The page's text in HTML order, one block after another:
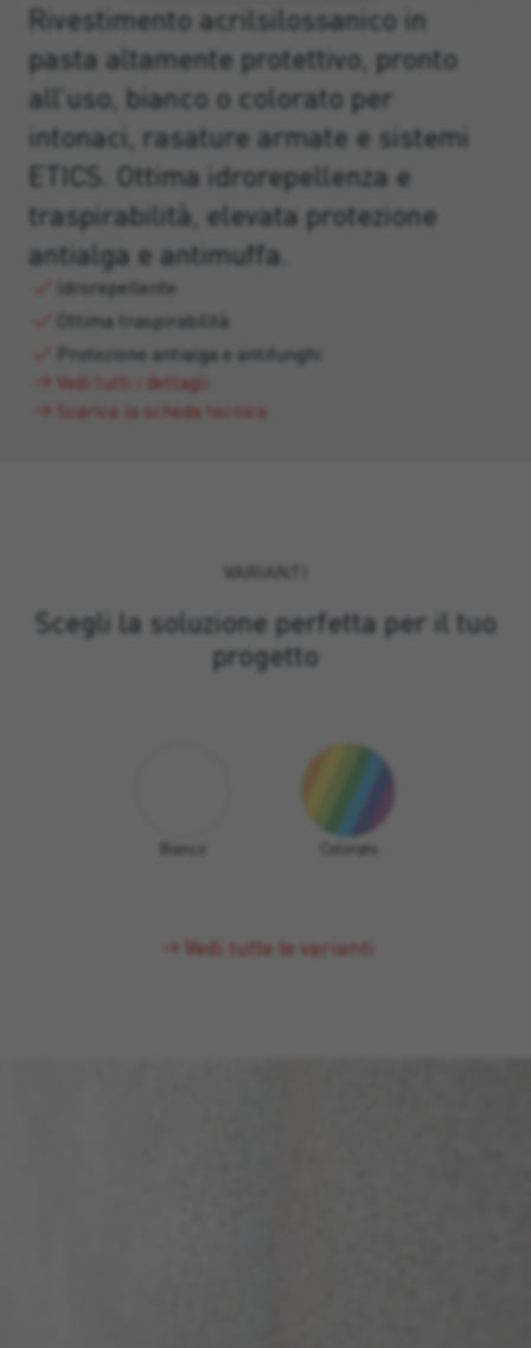
Rivestimento acrilsilossanico in
pasta altamente protettivo, pronto
all’uso, bianco o colorato per
intonaci, rasature armate e sistemi
ETICS. Ottima idrorepellenza e
traspirabilità, elevata protezione
antialga e antimuffa.
Idrorepellente
Ottima traspirabilità
Protezione antialga e antifunghi
Vedi tutti i dettagli
Scarica la scheda tecnica
VARIANTI
Scegli la soluzione perfetta per il tuo
progetto
Bianco Colorato
Vedi tutte le varianti